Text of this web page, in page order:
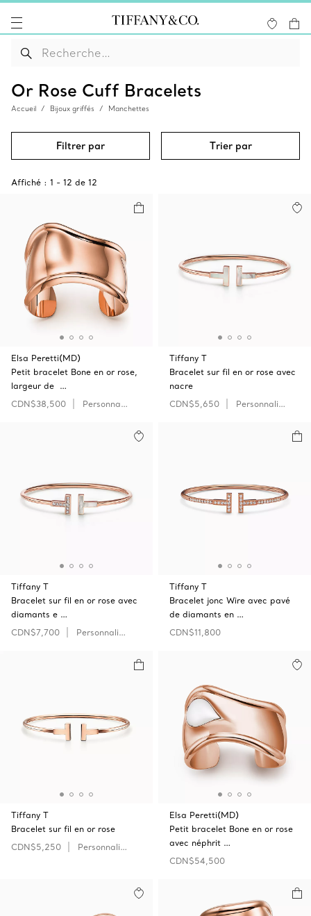
Or Rose Cuff Bracelets
Accueil Bijoux griffés Manchettes
Filtrer par Trier par
Affiché : 1 - 12 de 12
Elsa Peretti(MD)
Petit bracelet Bone en or rose,
largeur de …
CDN$38,500
Personnaliser
Tiffany T
Bracelet sur fil en or rose avec
nacre
CDN$5,650
Personnaliser
Tiffany T
Bracelet sur fil en or rose avec
diamants e …
CDN$7,700
Personnaliser
Tiffany T
Bracelet jonc Wire avec pavé
de diamants en …
CDN$11,800
Tiffany T
Bracelet sur fil en or rose
CDN$5,250
Personnaliser
Elsa Peretti(MD)
Petit bracelet Bone en or rose
avec néphrit …
CDN$54,500